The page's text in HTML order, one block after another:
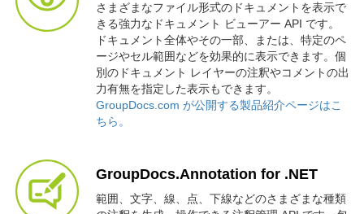
さまざまなファイル形式のドキュメントを表示で
きる強力なドキュメント ビューアー API です。
ドキュメント全体やその一部、または、特定のペ
ージやセル範囲などを効果的に表示できます。個
別のドキュメント レイヤーの注釈やコメントの出
力有無を指定した表示もできます。
GroupDocs.com が公開する製品紹介ページはこ
ちら。
GroupDocs.Annotation for .NET
範囲、文字、線、点、下線などのさまざまな種類